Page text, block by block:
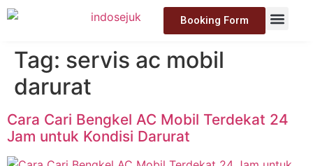
Booking Form
Tag: servis ac mobil
darurat
Cara Cari Bengkel AC Mobil Terdekat 24
Jam untuk Kondisi Darurat